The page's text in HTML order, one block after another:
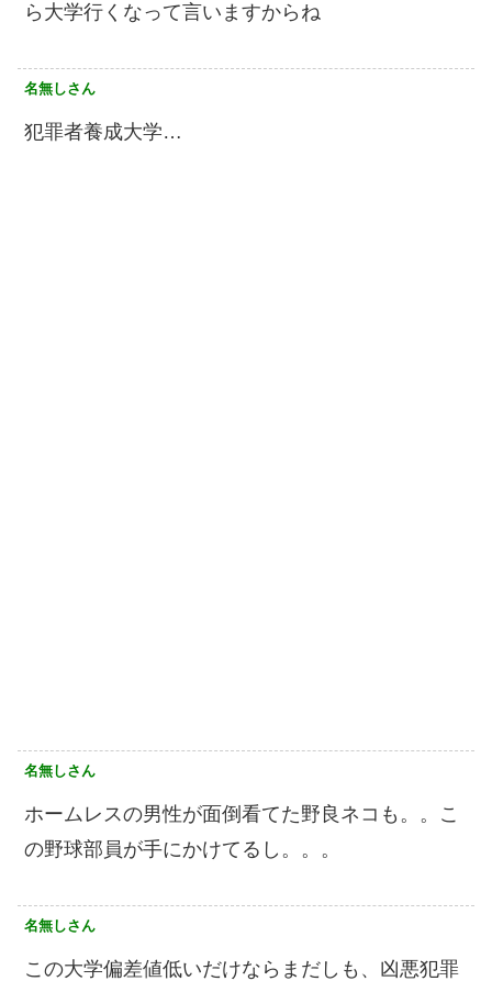
ら大学行くなって言いますからね
名無しさん
犯罪者養成大学…
名無しさん
ホームレスの男性が面倒看てた野良ネコも。。こ
の野球部員が手にかけてるし。。。
名無しさん
この大学偏差値低いだけならまだしも、凶悪犯罪